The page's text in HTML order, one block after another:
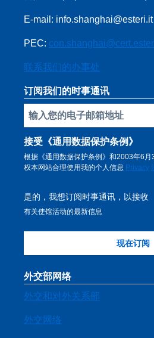
E-mail: info.shanghai@esteri.it
PEC:
联系我们的办事处
订阅我们的时事通讯
插入你的電子郵件
接受《通用数据保护条例》
根据《通用数据保护条例》和2003年6
权本网站合理使用我的个人信息 Privacy
是的，我想订阅时事通讯，以接收
有关使馆活动的最新信息
外交部网络
外交和对外关系部
外交网络